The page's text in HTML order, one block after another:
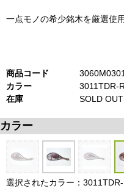
一点モノの希少銘木を厳選使
商品コード
カラー
3011TDR-
在庫
SOLD OUT
カラー
選択されたカラー：